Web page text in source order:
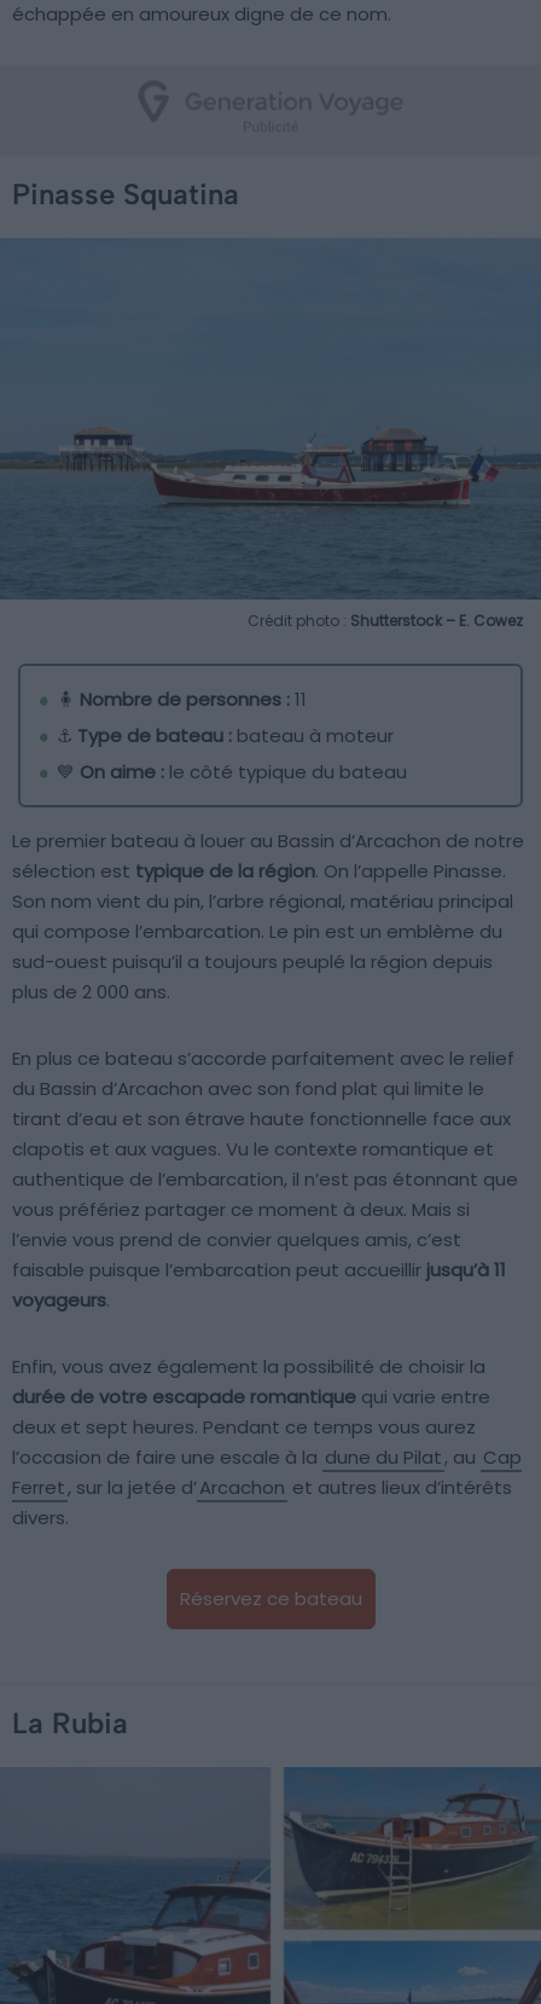
échappée en amoureux digne de ce nom.
Pinasse Squatina
Crédit photo : Shutterstock – E. Cowez
🧍 Nombre de personnes :11
⚓ Type de bateau : bateau à moteur
💙 On aime : le côté typique du bateau
Le premier bateau à louer au Bassin d’Arcachon de notre
sélection est typique de la région. On l’appelle Pinasse.
Son nom vient du pin, l’arbre régional, matériau principal
qui compose l’embarcation. Le pin est un emblème du
sud-ouest puisqu’il a toujours peuplé la région depuis
plus de 2 000 ans.
En plus ce bateau s’accorde parfaitement avec le relief
du Bassin d’Arcachon avec son fond plat qui limite le
tirant d’eau et son étrave haute fonctionnelle face aux
clapotis et aux vagues. Vu le contexte romantique et
authentique de l’embarcation, il n’est pas étonnant que
vous préfériez partager ce moment à deux. Mais si
l’envie vous prend de convier quelques amis, c’est
faisable puisque l’embarcation peut accueillir jusqu’à 11
voyageurs.
Enfin, vous avez également la possibilité de choisir la
durée de votre escapade romantique qui varie entre
deux et sept heures. Pendant ce temps vous aurez
l’occasion de faire une escale à la dune du Pilat, au Cap
Ferret, sur la jetée d’Arcachon et autres lieux d’intérêts
divers.
Réservez ce bateau
La Rubia